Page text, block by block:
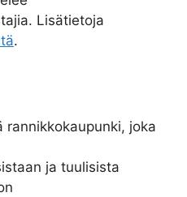
Lisätietoja
.
rannikkokaupunki, joka
ja tuulisista